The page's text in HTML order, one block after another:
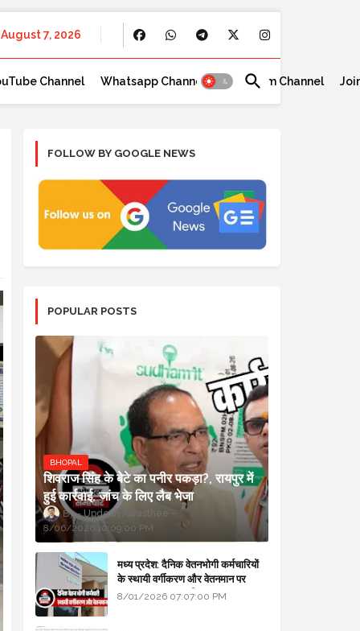
August 7, 2026
Channel Whatsapp Channel Telegram Channel
FOLLOW BY GOOGLE NEWS
POPULAR POSTS
BHOPAL
शिवराज सिंह के बेटे का पनीर पकड़ा?, रायपुर में
हुई कार्रवाई, जांच के लिए लैब भेजा
Updesh Awasthee
8/06/2026 10:09:00 PM
मध्य प्रदेश: दैनिक वेतनभोगी कर्मचारियों
के स्थायी वर्गीकरण और वेतनमान पर
सरकार का बड़ा स्पष्टीकरण
8/01/2026 07:07:00 PM